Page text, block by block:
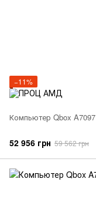
−11%
Компьютер Qbox A7097
52 956 грн 59 562 грн